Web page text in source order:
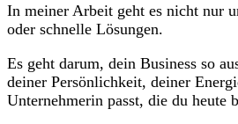
In meiner Arbeit geht es nicht nur
oder schnelle Lösungen.
Es geht darum, dein Business so
deiner Persönlichkeit, deiner
Unternehmerin passt, die du heute